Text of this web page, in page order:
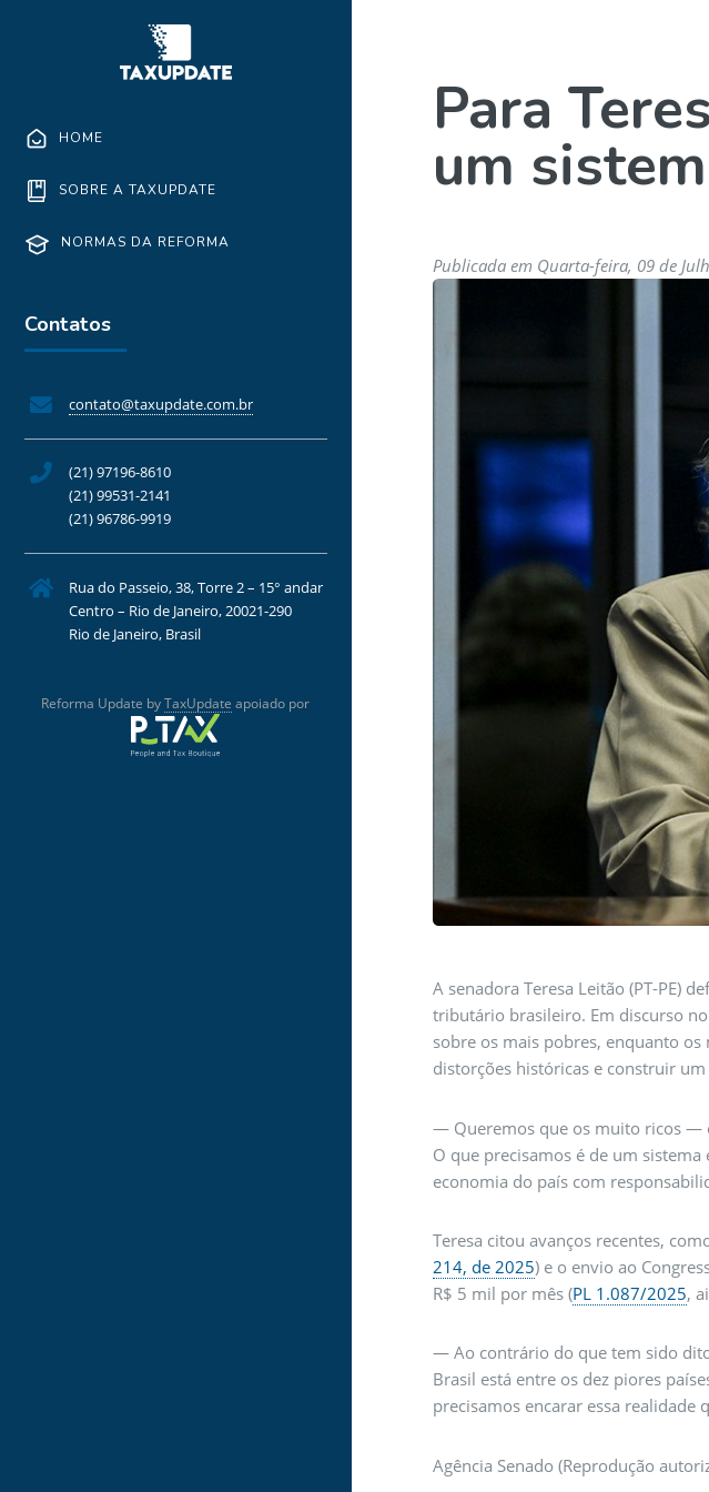
Para
um
Publicada em Quarta-feira, 09 de
A senadora Teresa Leitão (PT-PE)
tributário brasileiro. Em discurso
sobre os mais pobres, enquanto
distorções históricas e construir
— Queremos que os muito ricos —
O que precisamos é de um
economia do país com
Teresa citou avanços recentes,
214, de 2025) e o envio ao
R$ 5 mil por mês (PL 1.087/2025,
— Ao contrário do que tem sido
Brasil está entre os dez piores
precisamos encarar essa
Agência Senado (Reprodução
HOME
SOBRE A TAXUPDATE
NORMAS DA REFORMA
Contatos
contato@taxupdate.com.br
(21) 97196-8610
(21) 99531-2141
(21) 96786-9919
Rua do Passeio, 38, Torre 2 – 15° andar
Centro – Rio de Janeiro, 20021-290
Rio de Janeiro, Brasil
Reforma Update byTaxUpdate apoiado por